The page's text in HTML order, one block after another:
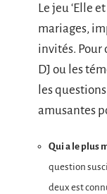
Le jeu ‘Elle
mariages,
invités. Pour
DJ ou les
les
amusantes
Qui a le plus
question
deux est